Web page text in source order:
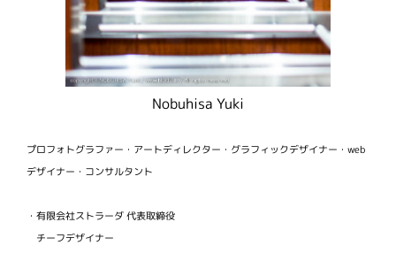
Nobuhisa Yuki
プロフォトグラファー・アートディレクター・グラフィックデザイナー・web
デザイナー・コンサルタント
・有限会社ストラーダ 代表取締役
チーフデザイナー